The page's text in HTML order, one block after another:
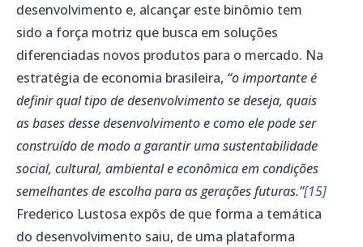
desenvolvimento e, alcançar este binômio tem
sido a força motriz que busca em soluções
diferenciadas novos produtos para o mercado. Na
estratégia de economia brasileira, “o importante é
definir qual tipo de desenvolvimento se deseja, quais
as bases desse desenvolvimento e como ele pode ser
construído de modo a garantir uma sustentabilidade
social, cultural, ambiental e econômica em condições
semelhantes de escolha para as gerações futuras.”[15]
Frederico Lustosa expôs de que forma a temática
do desenvolvimento saiu, de uma plataforma